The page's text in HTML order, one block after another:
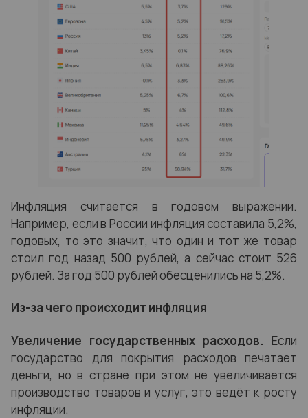
Инфляция считается в годовом выражении.
Например, если в России инфляция составила 5,2%,
годовых, то это значит, что один и тот же товар
стоил год назад 500 рублей, а сейчас стоит 526
рублей. За год 500 рублей обесценились на 5,2%.
Из-за чего происходит инфляция
Увеличение государственных расходов. Если
государство для покрытия расходов печатает
деньги, но в стране при этом не увеличивается
производство товаров и услуг, это ведёт к росту
инфляции.